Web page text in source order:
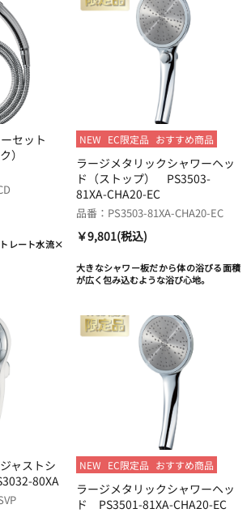
セット
ク）
レート水流×
NEW EC限定品 おすすめ商品
ラージメタリックシャワーヘッ
ド（ストップ） PS3503-
81XA-CHA20-EC
品番：PS3503-81XA-CHA20-EC
￥9,801(税込)
大きなシャワー板だから体の浴びる面積
が広く包み込むような浴び心地。
ャストシ
80XA
NEW EC限定品 おすすめ商品
ラージメタリックシャワーヘッ
ド PS3501-81XA-CHA20-EC